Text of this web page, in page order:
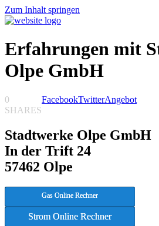
Zum Inhalt springen
Erfahrungen mit
Olpe GmbH
0
SHARES
FacebookTwitterAngebot
Stadtwerke Olpe GmbH
In der Trift 24
57462 Olpe
Gas Online Rechner
Strom Online Rechner